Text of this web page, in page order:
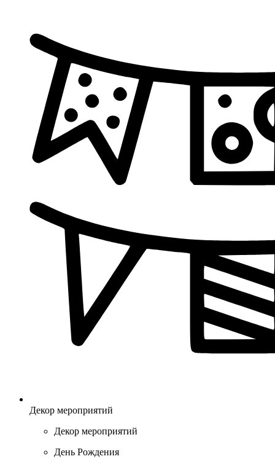
Декор мероприятий
Декор мероприятий
День Рождения